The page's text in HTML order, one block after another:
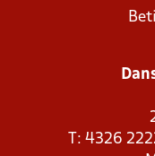
T: 4326